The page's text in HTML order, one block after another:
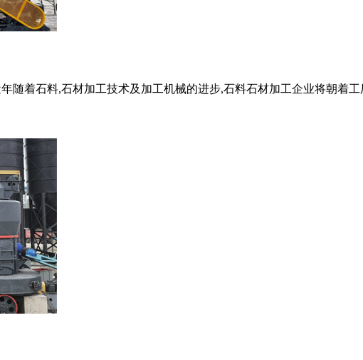
随着石料,石材加工技术及加工机械的进步,石料石材加工企业将朝着